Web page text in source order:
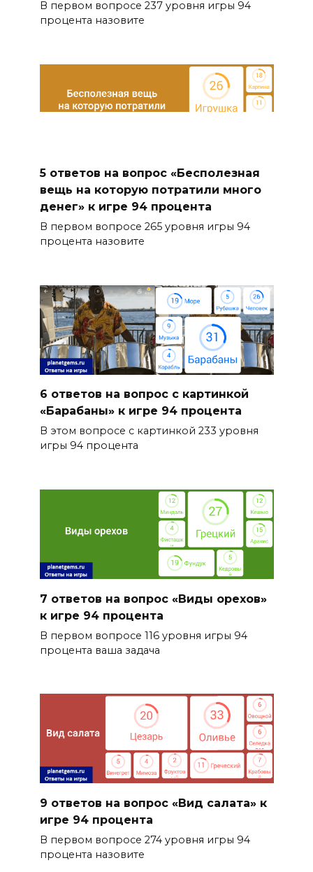
В первом вопросе 237 уровня игры 94
процента назовите
5 ответов на вопрос «Бесполезная
вещь на которую потратили много
денег» к игре 94 процента
В первом вопросе 265 уровня игры 94
процента назовите
6 ответов на вопрос с картинкой
«Барабаны» к игре 94 процента
В этом вопросе с картинкой 233 уровня
игры 94 процента
7 ответов на вопрос «Виды орехов»
к игре 94 процента
В первом вопросе 116 уровня игры 94
процента ваша задача
9 ответов на вопрос «Вид салата» к
игре 94 процента
В первом вопросе 274 уровня игры 94
процента назовите